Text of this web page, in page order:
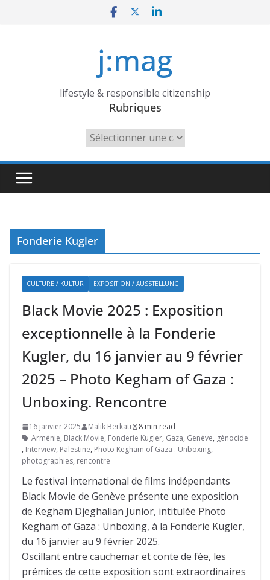
j:mag
lifestyle & responsible citizenship
Rubriques
Rubriques
Fonderie Kugler
CULTURE / KULTUR EXPOSITION / AUSSTELLUNG
Black Movie 2025 : Exposition
exceptionnelle à la Fonderie
Kugler, du 16 janvier au 9 février
2025 – Photo Kegham of Gaza :
Unboxing. Rencontre
16 janvier 2025 Malik Berkati
8 min read
Arménie, Black Movie, Fonderie Kugler, Gaza, Genève, génocide
, Interview, Palestine, Photo Kegham of Gaza : Unboxing,
photographies, rencontre
Le festival international de films indépendants
Black Movie de Genève présente une exposition
de Kegham Djeghalian Junior, intitulée Photo
Kegham of Gaza : Unboxing, à la Fonderie Kugler,
du 16 janvier au 9 février 2025.
Oscillant entre cauchemar et conte de fée, les
prémices de cette exposition sont extraordinaires